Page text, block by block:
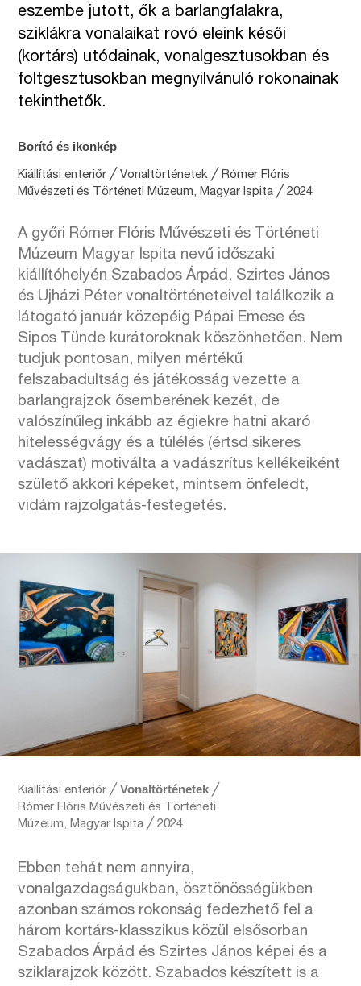
eszembe jutott, ők a barlangfalakra,
sziklákra vonalaikat rovó eleink késői
(kortárs) utódainak, vonalgesztusokban és
foltgesztusokban megnyilvánuló rokonainak
tekinthetők.
Borító és ikonkép
Kiállítási enteriőr ╱ Vonaltörténetek ╱ Rómer Flóris
Művészeti és Történeti Múzeum, Magyar Ispita ╱ 2024
A győri Rómer Flóris Művészeti és Történeti
Múzeum Magyar Ispita nevű időszaki
kiállítóhelyén Szabados Árpád, Szirtes János
és Ujházi Péter vonaltörténeteivel találkozik a
látogató január közepéig Pápai Emese és
Sipos Tünde kurátoroknak köszönhetően. Nem
tudjuk pontosan, milyen mértékű
felszabadultság és játékosság vezette a
barlangrajzok ősemberének kezét, de
valószínűleg inkább az égiekre hatni akaró
hitelességvágy és a túlélés (értsd sikeres
vadászat) motiválta a vadászrítus kellékeiként
születő akkori képeket, mintsem önfeledt,
vidám rajzolgatás-festegetés.
Kiállítási enteriőr ╱ Vonaltörténetek ╱
Rómer Flóris Művészeti és Történeti
Múzeum, Magyar Ispita ╱ 2024
Ebben tehát nem annyira,
vonalgazdagságukban, ösztönösségükben
azonban számos rokonság fedezhető fel a
három kortárs-klasszikus közül elsősorban
Szabados Árpád és Szirtes János képei és a
sziklarajzok között. Szabados készített is a